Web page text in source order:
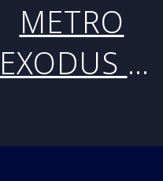
METRO
EXODUS |